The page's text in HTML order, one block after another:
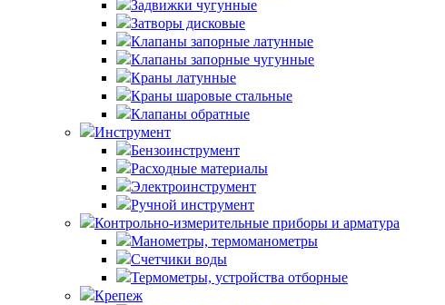
Задвижки чугунные
Затворы дисковые
Клапаны запорные латунные
Клапаны запорные чугунные
Краны латунные
Краны шаровые стальные
Клапаны обратные
Инструмент
Бензоинструмент
Расходные материалы
Электроинструмент
Ручной инструмент
Контрольно-измерительные приборы и арматура
Манометры, термоманометры
Счетчики воды
Термометры, устройства отборные
Крепеж